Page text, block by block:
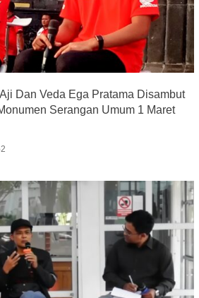
Dan Veda Ega Pratama Disambut
Serangan Umum 1 Maret